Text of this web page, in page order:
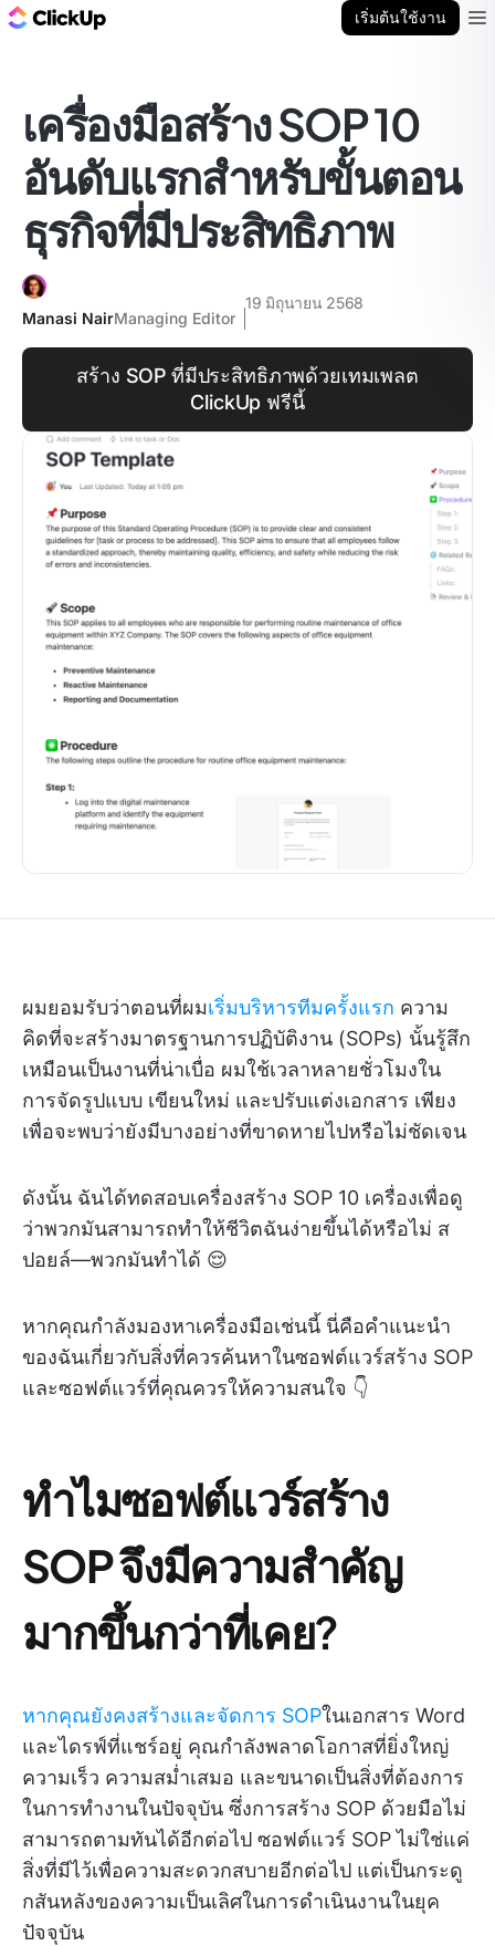
เริ่มต้นใช้งาน
เครื่องมือสร้าง SOP 10
อันดับแรกสำหรับขั้นตอน
ธุรกิจที่มีประสิทธิภาพ
Manasi NairManaging Editor
19 มิถุนายน 2568
สร้าง SOP ที่มีประสิทธิภาพด้วยเทมเพลต
ClickUp ฟรีนี้
ผมยอมรับว่าตอนที่ผมเริ่มบริหารทีมครั้งแรก ความ
คิดที่จะสร้างมาตรฐานการปฏิบัติงาน (SOPs) นั้นรู้สึก
เหมือนเป็นงานที่น่าเบื่อ ผมใช้เวลาหลายชั่วโมงใน
การจัดรูปแบบ เขียนใหม่ และปรับแต่งเอกสาร เพียง
เพื่อจะพบว่ายังมีบางอย่างที่ขาดหายไปหรือไม่ชัดเจน
ดังนั้น ฉันได้ทดสอบเครื่องสร้าง SOP 10 เครื่องเพื่อดู
ว่าพวกมันสามารถทำให้ชีวิตฉันง่ายขึ้นได้หรือไม่ ส
ปอยล์—พวกมันทำได้ 😌
หากคุณกำลังมองหาเครื่องมือเช่นนี้ นี่คือคำแนะนำ
ของฉันเกี่ยวกับสิ่งที่ควรค้นหาในซอฟต์แวร์สร้าง SOP
และซอฟต์แวร์ที่คุณควรให้ความสนใจ 👇
ทำไมซอฟต์แวร์สร้าง
SOP จึงมีความสำคัญ
มากขึ้นกว่าที่เคย?
หากคุณยังคงสร้างและจัดการ SOPในเอกสาร Word
และไดรฟ์ที่แชร์อยู่ คุณกำลังพลาดโอกาสที่ยิ่งใหญ่
ความเร็ว ความสม่ำเสมอ และขนาดเป็นสิ่งที่ต้องการ
ในการทำงานในปัจจุบัน ซึ่งการสร้าง SOP ด้วยมือไม่
สามารถตามทันได้อีกต่อไป ซอฟต์แวร์ SOP ไม่ใช่แค่
สิ่งที่มีไว้เพื่อความสะดวกสบายอีกต่อไป แต่เป็นกระดู
กสันหลังของความเป็นเลิศในการดำเนินงานในยุค
ปัจจุบัน